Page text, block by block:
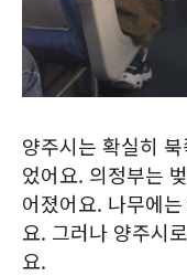
양주시는 확실히
었어요. 의정부는
어졌어요. 나무에
요. 그러나 양주시
요.